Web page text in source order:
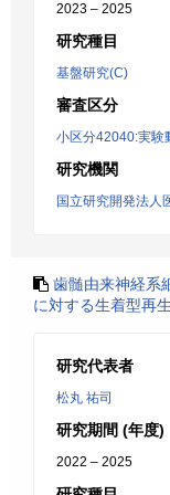
2023 – 2025
研究種目
基盤研究(C)
審査区分
小区分42040:実験
研究機関
国立研究開発法人
歯髄由来神経系
に対する生着型再
研究代表者
松丸 祐司
研究期間 (年度)
2022 – 2025